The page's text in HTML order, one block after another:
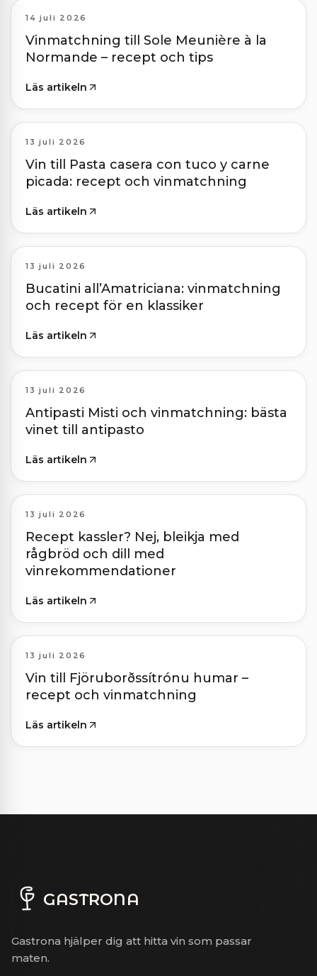
14 juli 2026
Vinmatchning till Sole Meunière à la
Normande – recept och tips
Läs artikeln
13 juli 2026
Vin till Pasta casera con tuco y carne
picada: recept och vinmatchning
Läs artikeln
13 juli 2026
Bucatini all’Amatriciana: vinmatchning
och recept för en klassiker
Läs artikeln
13 juli 2026
Antipasti Misti och vinmatchning: bästa
vinet till antipasto
Läs artikeln
13 juli 2026
Recept kassler? Nej, bleikja med
rågbröd och dill med
vinrekommendationer
Läs artikeln
13 juli 2026
Vin till Fjöruborðssítrónu humar –
recept och vinmatchning
Läs artikeln
GASTRONA
Gastrona hjälper dig att hitta vin som passar
maten.